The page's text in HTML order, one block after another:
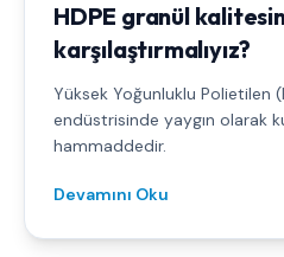
HDPE granül
karşılaştırmalıyız?
Yüksek Yoğunluklu Polietilen
endüstrisinde yaygın olarak
hammaddedir.
Devamını Oku